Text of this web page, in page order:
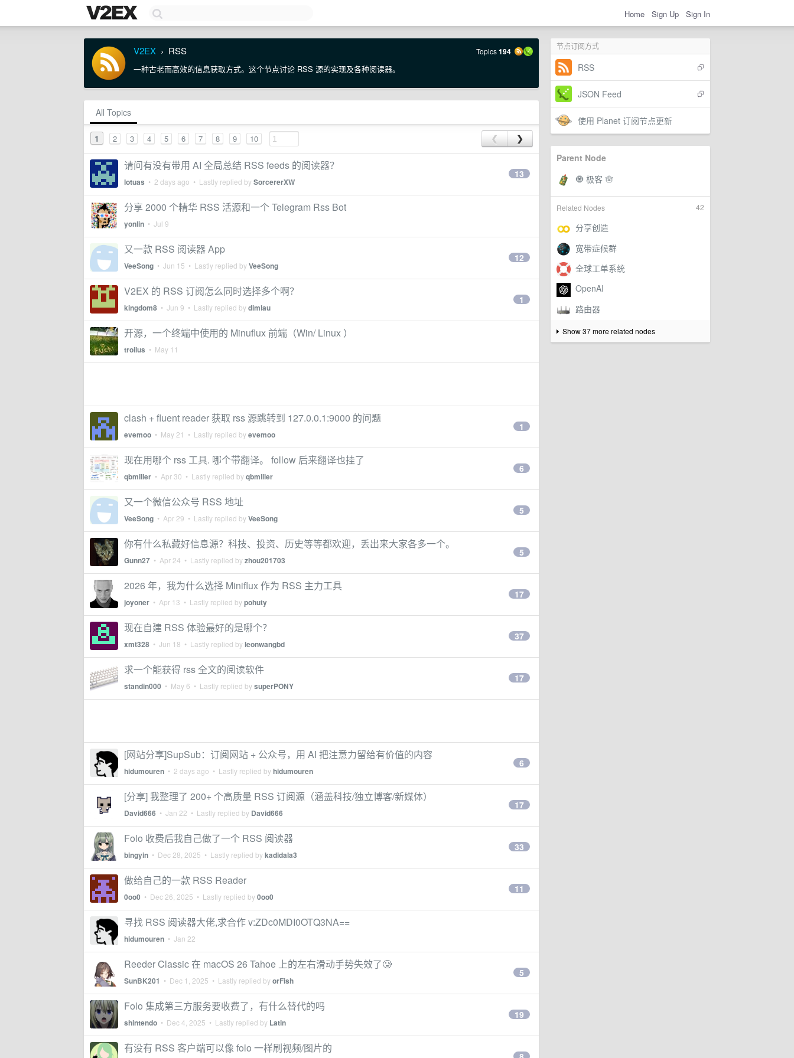
Home Sign Up Sign In
节点订阅方式
RSS
JSON Feed
使用 Planet 订阅节点更新
Parent Node
42
Related Nodes
Show 37 more related nodes
V2EX › RSS Topics194
一种古老而高效的信息获取方式。这个节点讨论 RSS 源的实现及各种阅读器。
All Topics
1 2 3 4 5 6 7 8 9 10 ❮ ❯
请问有没有带用 AI 全局总结 RSS feeds 的阅读器？
lotuas • 2 days ago • Lastly replied bySorcererXW
13
分享 2000 个精华 RSS 活源和一个 Telegram Rss Bot
yonlin • Jul 9
又一款 RSS 阅读器 App
VeeSong • Jun 15 • Lastly replied byVeeSong
12
V2EX 的 RSS 订阅怎么同时选择多个啊？
kingdom8 • Jun 9 • Lastly replied bydimlau
1
开源，一个终端中使用的 Minuflux 前端（Win/ Linux ）
troilus • May 11
clash + fluent reader 获取 rss 源跳转到 127.0.0.1:9000 的问题
evemoo • May 21 • Lastly replied byevemoo
1
现在用哪个 rss 工具. 哪个带翻译。 follow 后来翻译也挂了
qbmiller • Apr 30 • Lastly replied byqbmiller
6
又一个微信公众号 RSS 地址
VeeSong • Apr 29 • Lastly replied byVeeSong
5
你有什么私藏好信息源？科技、投资、历史等等都欢迎，丢出来大家各多一个。
Gunn27 • Apr 24 • Lastly replied byzhou201703
5
2026 年，我为什么选择 Miniflux 作为 RSS 主力工具
joyoner • Apr 13 • Lastly replied bypohuty
17
现在自建 RSS 体验最好的是哪个？
xmt328 • Jun 18 • Lastly replied byleonwangbd
37
求一个能获得 rss 全文的阅读软件
standin000 • May 6 • Lastly replied bysuperPONY
17
[网站分享]SupSub：订阅网站 + 公众号，用 AI 把注意力留给有价值的内容
hidumouren • 2 days ago • Lastly replied byhidumouren
6
[分享] 我整理了 200+ 个高质量 RSS 订阅源（涵盖科技/独立博客/新媒体）
David666 • Jan 22 • Lastly replied by David666
17
Folo 收费后我自己做了一个 RSS 阅读器
bingyin • Dec 28, 2025 • Lastly replied bykadidala3
33
做给自己的一款 RSS Reader
0oo0 • Dec 26, 2025 • Lastly replied by0oo0
11
寻找 RSS 阅读器大佬,求合作 v:ZDc0MDI0OTQ3NA==
hidumouren • Jan 22
Reeder Classic 在 macOS 26 Tahoe 上的左右滑动手势失效了🥲
SunBK201 • Dec 1, 2025 • Lastly replied byorFish
5
Folo 集成第三方服务要收费了，有什么替代的吗
shintendo • Dec 4, 2025 • Lastly replied by Latin
19
有没有 RSS 客户端可以像 folo 一样刷视频/图片的